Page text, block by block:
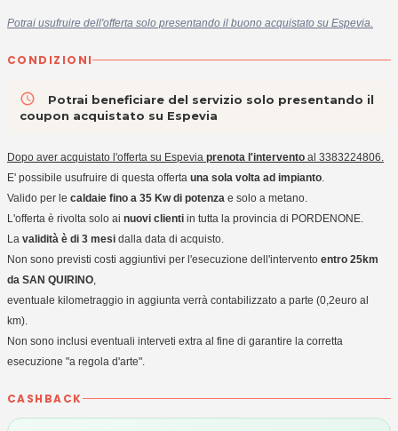
Potrai usufruire dell'offerta solo presentando il buono acquistato su Espevia.
CONDIZIONI
access_time
Potrai beneficiare del servizio solo presentando il
coupon acquistato su Espevia
Dopo aver acquistato l'offerta su Espevia prenota l'intervento al 3383224806.
E' possibile usufruire di questa offerta una sola volta ad impianto.
Valido per le caldaie fino a 35 Kw di potenza e solo a metano.
L'offerta è rivolta solo ai nuovi clienti in tutta la provincia di PORDENONE.
La validità è di 3 mesi dalla data di acquisto.
Non sono previsti costi aggiuntivi per l'esecuzione dell'intervento entro 25km
da SAN QUIRINO,
eventuale kilometraggio in aggiunta verrà contabilizzato a parte (0,2euro al
km).
Non sono inclusi eventuali interveti extra al fine di garantire la corretta
esecuzione "a regola d'arte".
CASHBACK